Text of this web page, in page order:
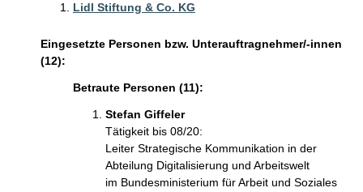
Lidl Stiftung & Co. KG
Eingesetzte Personen bzw. Unterauftragnehmer/-innen
(12):
Betraute Personen (11):
Stefan Giffeler
Tätigkeit bis 08/20:
Leiter Strategische Kommunikation in der
Abteilung Digitalisierung und Arbeitswelt
im Bundesministerium für Arbeit und Soziales